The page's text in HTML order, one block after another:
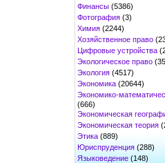
Финансы (5386)
Фотография (3)
Химия (2244)
Хозяйственное право
Цифровые устройства
Экологическое право
Экология (4517)
Экономика (20644)
Экономико-
(666)
Экономическая
Экономическая теория
Этика (889)
Юриспруденция (288)
Языковедение (148)